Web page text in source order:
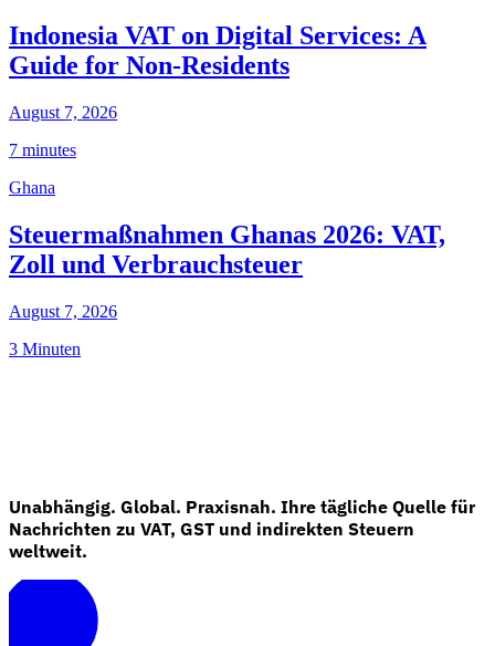
Indonesia VAT on Digital Services: A
Guide for Non-Residents
August 7, 2026
7 minutes
Ghana
Steuermaßnahmen Ghanas 2026: VAT,
Zoll und Verbrauchsteuer
August 7, 2026
3 Minuten
Unabhängig. Global. Praxisnah. Ihre tägliche Quelle für
Nachrichten zu VAT, GST und indirekten Steuern
weltweit.